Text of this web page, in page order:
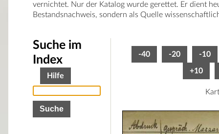
vernichtet. Nur der Katalog wurde gerettet. Er dient
Bestandsnachweis, sondern als Quelle
-40 -20 -10
+10
Suche im
Index
Hilfe